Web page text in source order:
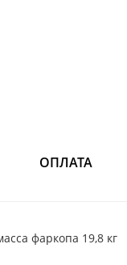
ОПЛАТА
фаркопа 19,8 кг